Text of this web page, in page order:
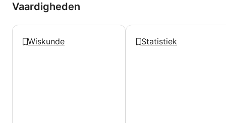
Vaardigheden
Wiskunde Statistiek